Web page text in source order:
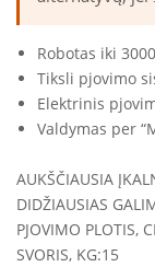
Robotas iki
Tiksli pjovimo
Elektrinis
Valdymas per
AUKŠČIAUSIA
DIDŽIAUSIAS
PJOVIMO PLOTIS,
SVORIS, KG:15